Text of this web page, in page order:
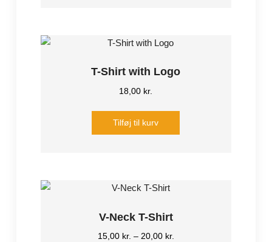
T-Shirt with Logo
18,00 kr.
Tilføj til kurv
V-Neck T-Shirt
15,00 kr. – 20,00 kr.